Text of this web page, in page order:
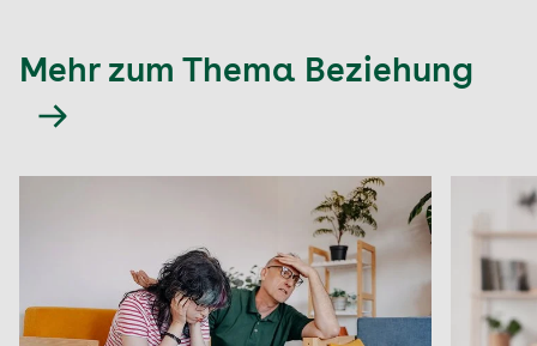
Mehr zum Thema Beziehung